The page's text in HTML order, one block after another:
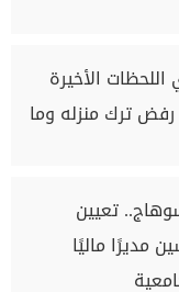
الأخيرة
ترك منزله وما
تعيين
مديرًا ماليًا